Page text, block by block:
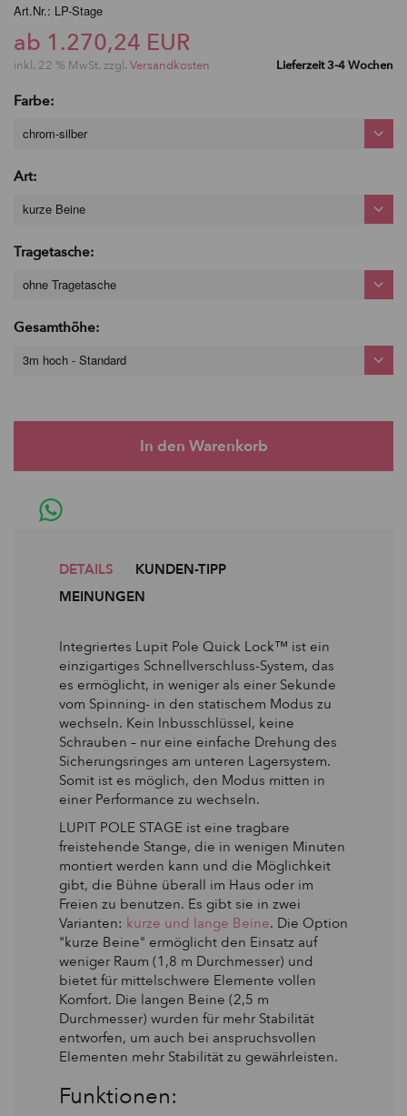
Art.Nr.: LP-Stage
ab 1.270,24 EUR
inkl. 22 % MwSt. zzgl. Versandkosten Lieferzeit 3-4 Wochen
Farbe:
chrom-silber
Art:
kurze Beine
Tragetasche:
ohne Tragetasche
Gesamthöhe:
3m hoch - Standard
DETAILS
KUNDEN-TIPP
MEINUNGEN
Integriertes Lupit Pole Quick Lock™ ist ein
einzigartiges Schnellverschluss-System, das
es ermöglicht, in weniger als einer Sekunde
vom Spinning- in den statischem Modus zu
wechseln. Kein Inbusschlüssel, keine
Schrauben – nur eine einfache Drehung des
Sicherungsringes am unteren Lagersystem.
Somit ist es möglich, den Modus mitten in
einer Performance zu wechseln.
LUPIT POLE STAGE ist eine tragbare
freistehende Stange, die in wenigen Minuten
montiert werden kann und die Möglichkeit
gibt, die Bühne überall im Haus oder im
Freien zu benutzen. Es gibt sie in zwei
Varianten: kurze und lange Beine. Die Option
"kurze Beine" ermöglicht den Einsatz auf
weniger Raum (1,8 m Durchmesser) und
bietet für mittelschwere Elemente vollen
Komfort. Die langen Beine (2,5 m
Durchmesser) wurden für mehr Stabilität
entworfen, um auch bei anspruchsvollen
Elementen mehr Stabilität zu gewährleisten.
Funktionen: